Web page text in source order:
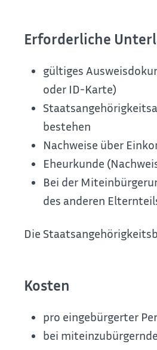
Erforderliche
gültiges
oder ID-Karte)
bestehen
Nachweise über
Eheurkunde
Bei der
des anderen
Die
Kosten
pro eingebürgerter
bei